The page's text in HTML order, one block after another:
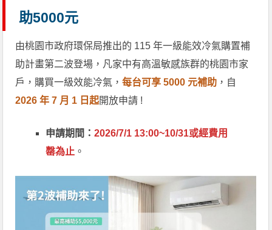
助5000元
由桃園市政府環保局推出的 115 年一級能效冷氣購置補
助計畫第二波登場，凡家中有高溫敏感族群的桃園市家
戶，購買一級效能冷氣，每台可享 5000 元補助 ，自
2026 年 7 月 1 日起開放申請 !
申請期間：2026/7/1 13:00~10/31或經費用
罄為止 。